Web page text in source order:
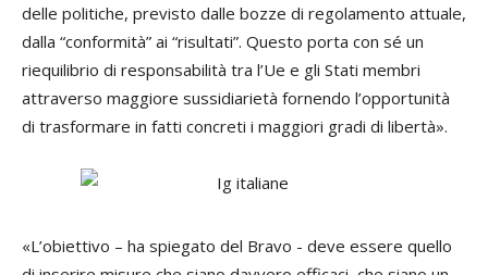
delle politiche, previsto dalle bozze di regolamento attuale,
dalla “conformità” ai “risultati”. Questo porta con sé un
riequilibrio di responsabilità tra l’Ue e gli Stati membri
attraverso maggiore sussidiarietà fornendo l’opportunità
di trasformare in fatti concreti i maggiori gradi di libertà».
«L’obiettivo – ha spiegato del Bravo - deve essere quello